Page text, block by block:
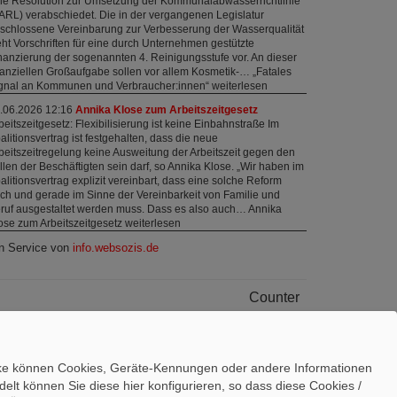
verabschiedet. Die in der vergangenen Legislatur
Vereinbarung zur Verbesserung der Wasserqualität
Vorschriften für eine durch Unternehmen gestützte
der sogenannten 4. Reinigungsstufe vor. An dieser
Großaufgabe sollen vor allem Kosmetik-… „Fatales
an Kommunen und Verbraucher:innen“ weiterlesen
12:16 Annika Klose zum Arbeitszeitgesetz
Flexibilisierung ist keine Einbahnstraße Im
ist festgehalten, dass die neue
keine Ausweitung der Arbeitszeit gegen den
der Beschäftigten sein darf, so Annika Klose. „Wir haben im
explizit vereinbart, dass eine solche Reform
und gerade im Sinne der Vereinbarkeit von Familie und
ausgestaltet werden muss. Dass es also auch… Annika
zum Arbeitszeitgesetz weiterlesen
Service von info.websozis.de
Counter
2
können Cookies, Geräte-Kennungen oder andere Informationen
können Sie diese hier konfigurieren, so dass diese Cookies /